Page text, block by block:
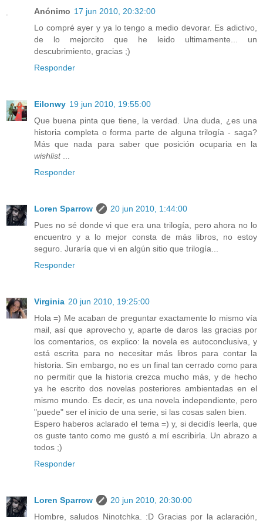
Anónimo 17 jun 2010, 20:32:00
Lo compré ayer y ya lo tengo a medio devorar. Es adictivo,
de lo mejorcito que he leido ultimamente... un
descubrimiento, gracias ;)
Responder
Eilonwy 19 jun 2010, 19:55:00
Que buena pinta que tiene, la verdad. Una duda, ¿es una
historia completa o forma parte de alguna trilogía - saga?
Más que nada para saber que posición ocuparia en la
wishlist...
Responder
Loren Sparrow
20 jun 2010, 1:44:00
Pues no sé donde vi que era una trilogía, pero ahora no lo
encuentro y a lo mejor consta de más libros, no estoy
seguro. Juraría que vi en algún sitio que trilogía...
Responder
Virginia 20 jun 2010, 19:25:00
Hola =) Me acaban de preguntar exactamente lo mismo vía
mail, así que aprovecho y, aparte de daros las gracias por
los comentarios, os explico: la novela es autoconclusiva, y
está escrita para no necesitar más libros para contar la
historia. Sin embargo, no es un final tan cerrado como para
no permitir que la historia crezca mucho más, y de hecho
ya he escrito dos novelas posteriores ambientadas en el
mismo mundo. Es decir, es una novela independiente, pero
"puede" ser el inicio de una serie, si las cosas salen bien.
Espero haberos aclarado el tema =) y, si decidís leerla, que
os guste tanto como me gustó a mí escribirla. Un abrazo a
todos ;)
Responder
Loren Sparrow
20 jun 2010, 20:30:00
Hombre, saludos Ninotchka. :D Gracias por la aclaración,